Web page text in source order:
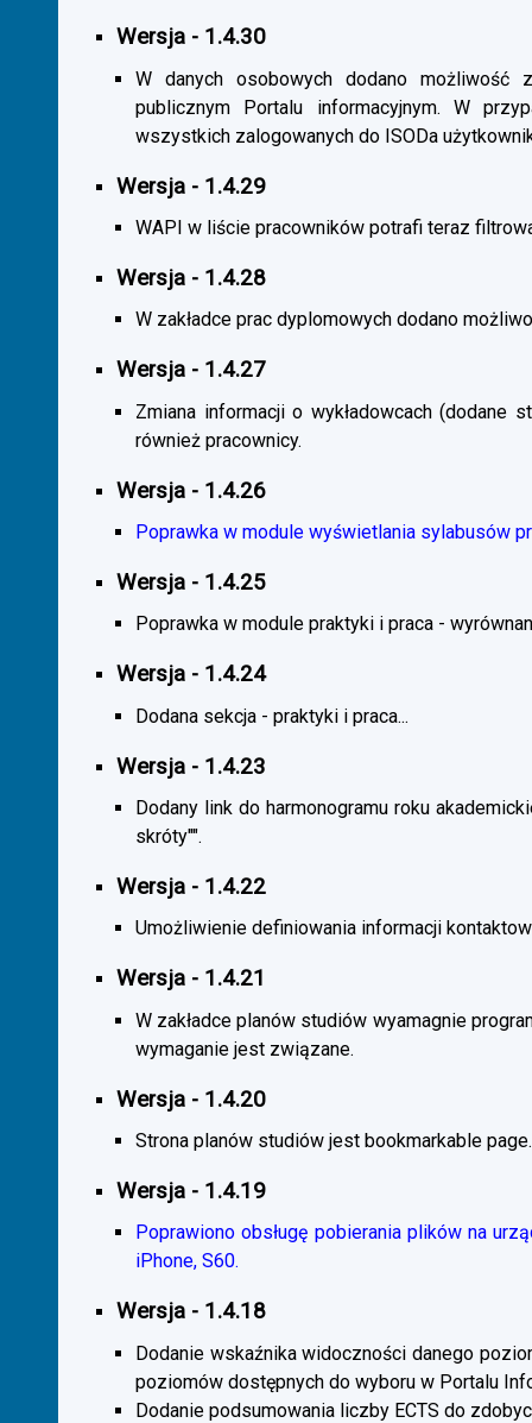
Wersja - 1.4.30
W danych osobowych dodano możliwość
publicznym Portalu informacyjnym. W
wszystkich zalogowanych do ISODa
Wersja - 1.4.29
WAPI w liście pracowników potrafi teraz
Wersja - 1.4.28
W zakładce prac dyplomowych dodano
Wersja - 1.4.27
Zmiana informacji o wykładowcach (dodane
również pracownicy.
Wersja - 1.4.26
Poprawka w module wyświetlania sylabusów
Wersja - 1.4.25
Poprawka w module praktyki i praca -
Wersja - 1.4.24
Dodana sekcja - praktyki i praca...
Wersja - 1.4.23
Dodany link do harmonogramu roku
skróty"".
Wersja - 1.4.22
Umożliwienie definiowania informacji
Wersja - 1.4.21
W zakładce planów studiów wyamagnie
wymaganie jest związane.
Wersja - 1.4.20
Strona planów studiów jest bookmarkable page.
Wersja - 1.4.19
Poprawiono obsługę pobierania plików na
iPhone, S60.
Wersja - 1.4.18
Dodanie wskaźnika widoczności danego
poziomów dostępnych do wyboru w Portalu
Dodanie podsumowania liczby ECTS do